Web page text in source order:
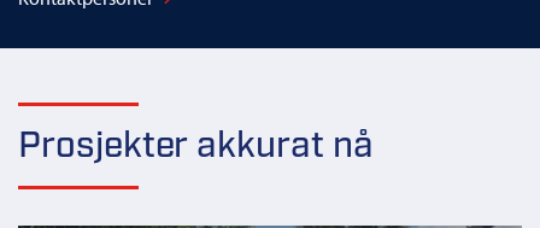
Prosjekter akkurat nå